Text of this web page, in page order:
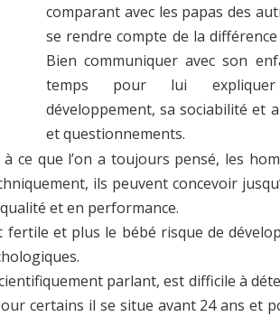
comparant avec les papas des
se rendre compte de la différence
Bien communiquer avec son
temps pour lui
développement, sa sociabilité et
et questionnements.
ce que l’on a toujours pensé, les
ils peuvent concevoir
et en performance.
et plus le bébé risque de
parlant, est difficile à
certains il se situe avant 24 ans et